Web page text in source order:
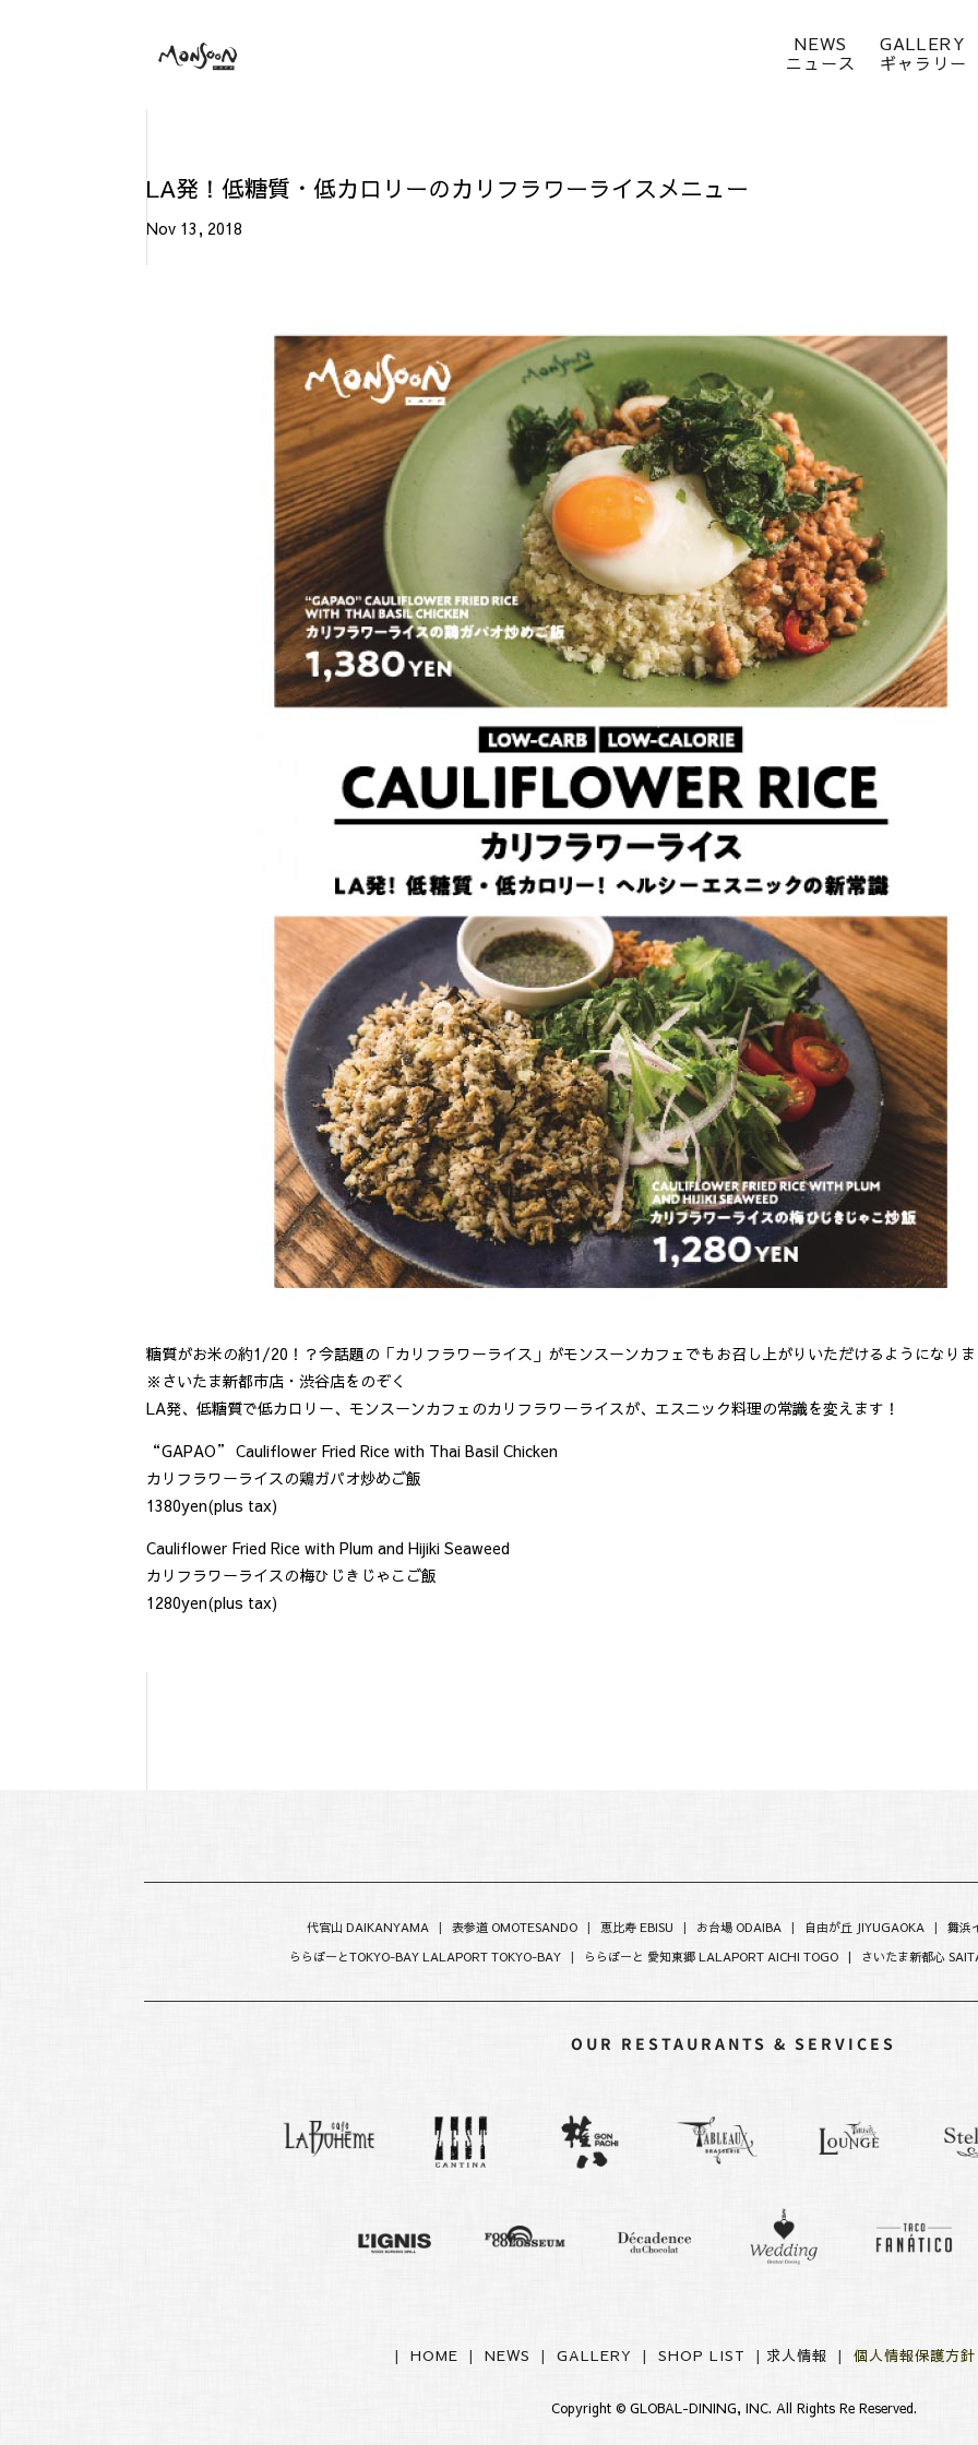
NEWS
ニュース
GALLERY
ギャラリー
LA発！低糖質・低カロリーのカリフラワーライスメニュー
Nov 13, 2018
糖質がお米の約1/20！？今話題の「カリフラワーライス」がモンスーンカフェでもお召し上がりいただけるようになり
※さいたま新都市店・渋谷店をのぞく
LA発、低糖質で低カロリー、モンスーンカフェのカリフラワーライスが、エスニック料理の常識を変えます！
“GAPAO” Cauliflower Fried Rice with Thai Basil Chicken
カリフラワーライスの鶏ガパオ炒めご飯
1380yen(plus tax)
Cauliflower Fried Rice with Plum and Hijiki Seaweed
カリフラワーライスの梅ひじきじゃこご飯
1280yen(plus tax)
代官山 DAIKANYAMA | 表参道 OMOTESANDO | 恵比寿 EBISU | お台場 ODAIBA | 自由が丘 JIYUGAOKA | 舞浜
ららぽーとTOKYO-BAY LALAPORT TOKYO-BAY | ららぽーと 愛知東郷 LALAPORT AICHI TOGO | さいたま新都心
OUR RESTAURANTS & SERVICES
| HOME | NEWS | GALLERY | SHOP LIST | 求人情報 | 個人情報保護方
Copyright © GLOBAL-DINING, INC. All Rights Re Reserved.